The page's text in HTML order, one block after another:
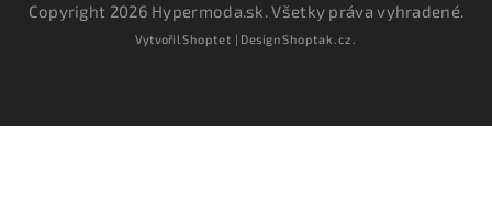
Copyright 2026 Hypermoda.sk. Všetky práva vyhradené.
VytvořilShoptet | DesignShoptak.cz.